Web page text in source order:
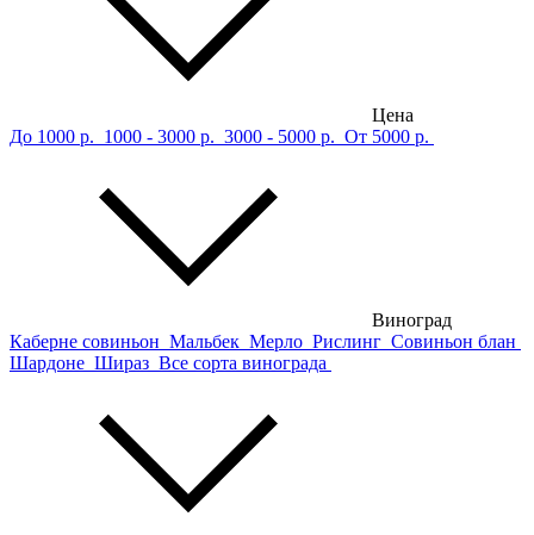
Цена
До 1000 р. 1000 - 3000 р. 3000 - 5000 р. От 5000 р.
Виноград
Каберне совиньон Мальбек Мерло Рислинг Совиньон блан
Шардоне Шираз Все сорта винограда